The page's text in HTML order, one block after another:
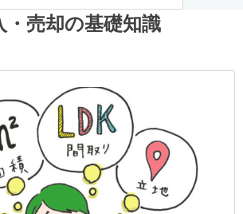
・売却の基礎知識